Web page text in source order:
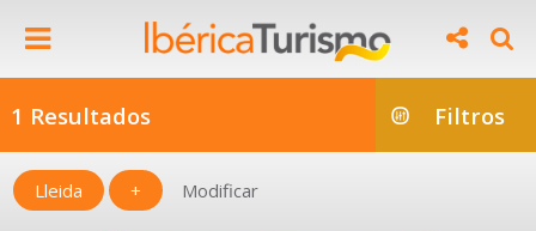
1 Resultados Filtros
Lleida + Modificar